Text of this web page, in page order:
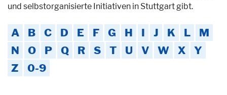
und selbstorganisierte Initiativen in Stuttgart gibt.
A B C D E F G H I J K L
M
N
O P Q R S T U V W X
Y
Z
0-9